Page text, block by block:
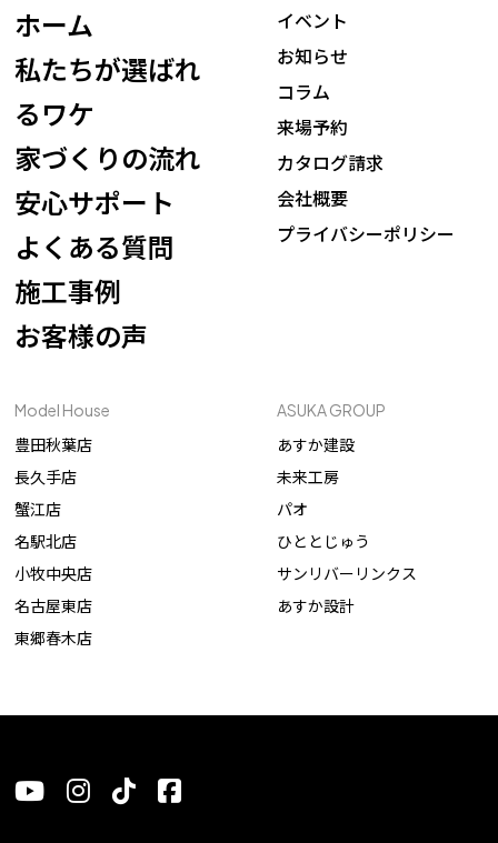
ホーム
私たちが選ばれ
るワケ
家づくりの流れ
安心サポート
よくある質問
施工事例
お客様の声
イベント
お知らせ
コラム
来場予約
カタログ請求
会社概要
プライバシーポリシー
Model House
豊田秋葉店
長久手店
蟹江店
名駅北店
小牧中央店
名古屋東店
東郷春木店
ASUKA GROUP
あすか建設
未来工房
パオ
ひととじゅう
サンリバーリンクス
あすか設計